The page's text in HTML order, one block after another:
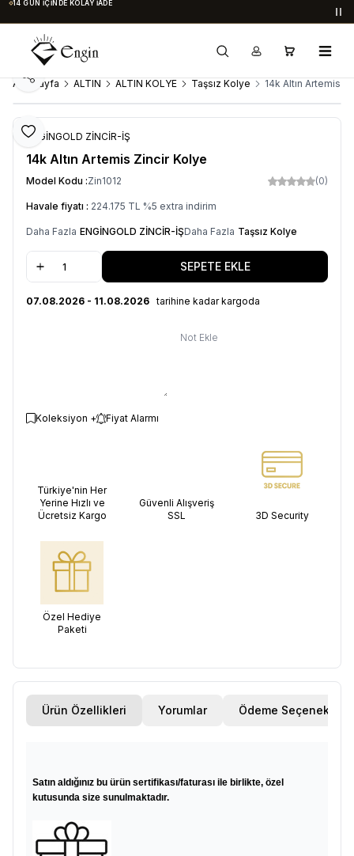
14 GÜN İÇINDE KOLAY İADE
Ana Sayfa ALTIN ALTIN KOLYE Taşsız Kolye 14k Altın Artemis
Favoriye Ekle
Paylaş
ENGİNGOLD ZİNCİR-İŞ
14k Altın Artemis Zincir Kolye
Model Kodu :Zin1012 (0)
Havale fiyatı : 224.175 TL %5 extra indirim
Daha Fazla ENGİNGOLD ZİNCİR-İŞDaha Fazla Taşsız Kolye
SEPETE EKLE
07.08.2026 - 11.08.2026 tarihine kadar kargoda
Not Ekle
Koleksiyon + Fiyat Alarmı
Türkiye'nin Her
Yerine Hızlı ve
Ücretsiz Kargo
Güvenli Alışveriş
SSL
3D Security
Özel Hediye
Paketi
Ürün Özellikleri Yorumlar Ödeme Seçenekleri
Satın aldığınız bu ürün sertifikası/faturası ile birlikte, özel
kutusunda size sunulmaktadır.